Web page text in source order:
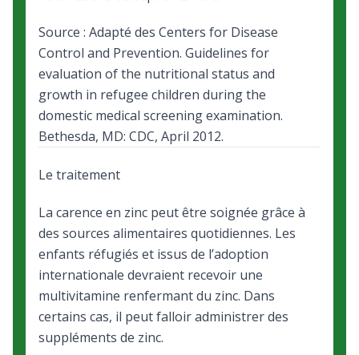
Source : Adapté des Centers for Disease
Control and Prevention. Guidelines for
evaluation of the nutritional status and
growth in refugee children during the
domestic medical screening examination.
Bethesda, MD: CDC, April 2012.
Le traitement
La carence en zinc peut être soignée grâce à
des sources alimentaires quotidiennes. Les
enfants réfugiés et issus de l’adoption
internationale devraient recevoir une
multivitamine renfermant du zinc. Dans
certains cas, il peut falloir administrer des
suppléments de zinc.